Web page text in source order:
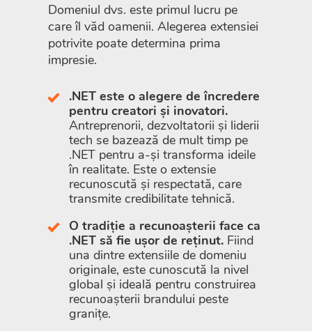
Domeniul dvs. este primul lucru pe
care îl văd oamenii. Alegerea extensiei
potrivite poate determina prima
impresie.
.NET este o alegere de încredere
pentru creatori și inovatori.
Antreprenorii, dezvoltatorii și liderii
tech se bazează de mult timp pe
.NET pentru a-și transforma ideile
în realitate. Este o extensie
recunoscută și respectată, care
transmite credibilitate tehnică.
O tradiție a recunoașterii face ca
.NET să fie ușor de reținut. Fiind
una dintre extensiile de domeniu
originale, este cunoscută la nivel
global și ideală pentru construirea
recunoașterii brandului peste
granițe.